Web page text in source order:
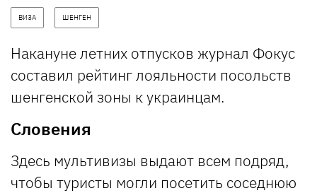
ВИЗА ШЕНГЕН
Накануне летних отпусков журнал Фокус
составил рейтинг лояльности посольств
шенгенской зоны к украинцам.
Словения
Здесь мультивизы выдают всем подряд,
чтобы туристы могли посетить соседнюю